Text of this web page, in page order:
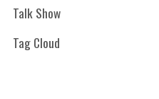
Talk Show
Tag Cloud